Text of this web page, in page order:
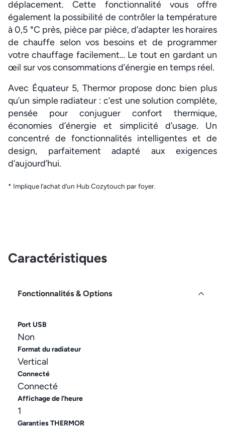
déplacement. Cette fonctionnalité vous offre
également la possibilité de contrôler la température
à 0,5 °C près, pièce par pièce, d’adapter les horaires
de chauffe selon vos besoins et de programmer
votre chauffage facilement… Le tout en gardant un
œil sur vos consommations d’énergie en temps réel.
Avec Équateur 5, Thermor propose donc bien plus
qu’un simple radiateur : c’est une solution complète,
pensée pour conjuguer confort thermique,
économies d’énergie et simplicité d’usage. Un
concentré de fonctionnalités intelligentes et de
design, parfaitement adapté aux exigences
d’aujourd’hui.
* Implique l’achat d’un Hub Cozytouch par foyer.
Caractéristiques
Fonctionnalités & Options
Port USB
Non
Format du radiateur
Vertical
Connecté
Connecté
Affichage de l'heure
1
Garanties THERMOR